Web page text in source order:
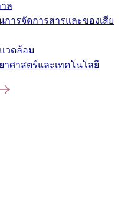
ล
ารจัดการสารและของเสีย
วดล้อม
าศาสตร์และเทคโนโลยี